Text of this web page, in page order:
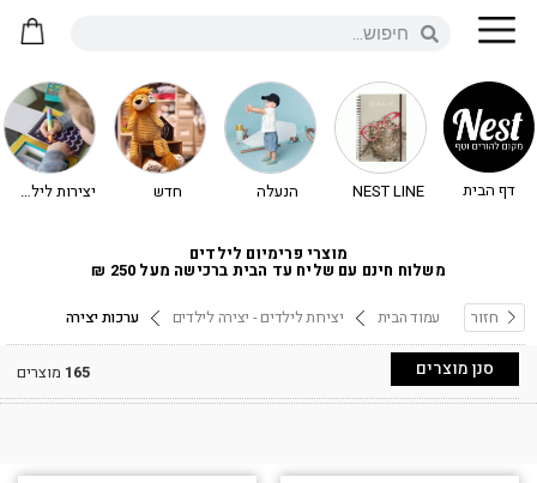
דף הבית NEST LINE הנעלה חדש יצירות לילדים - יצירה לילדים
מוצרי פרימיום לילדים
משלוח חינם עם שליח עד הבית ברכישה מעל 250 ₪
חזור עמוד הבית יצירות לילדים - יצירה לילדים ערכות יצירה
165 מוצרים סנן מוצרים